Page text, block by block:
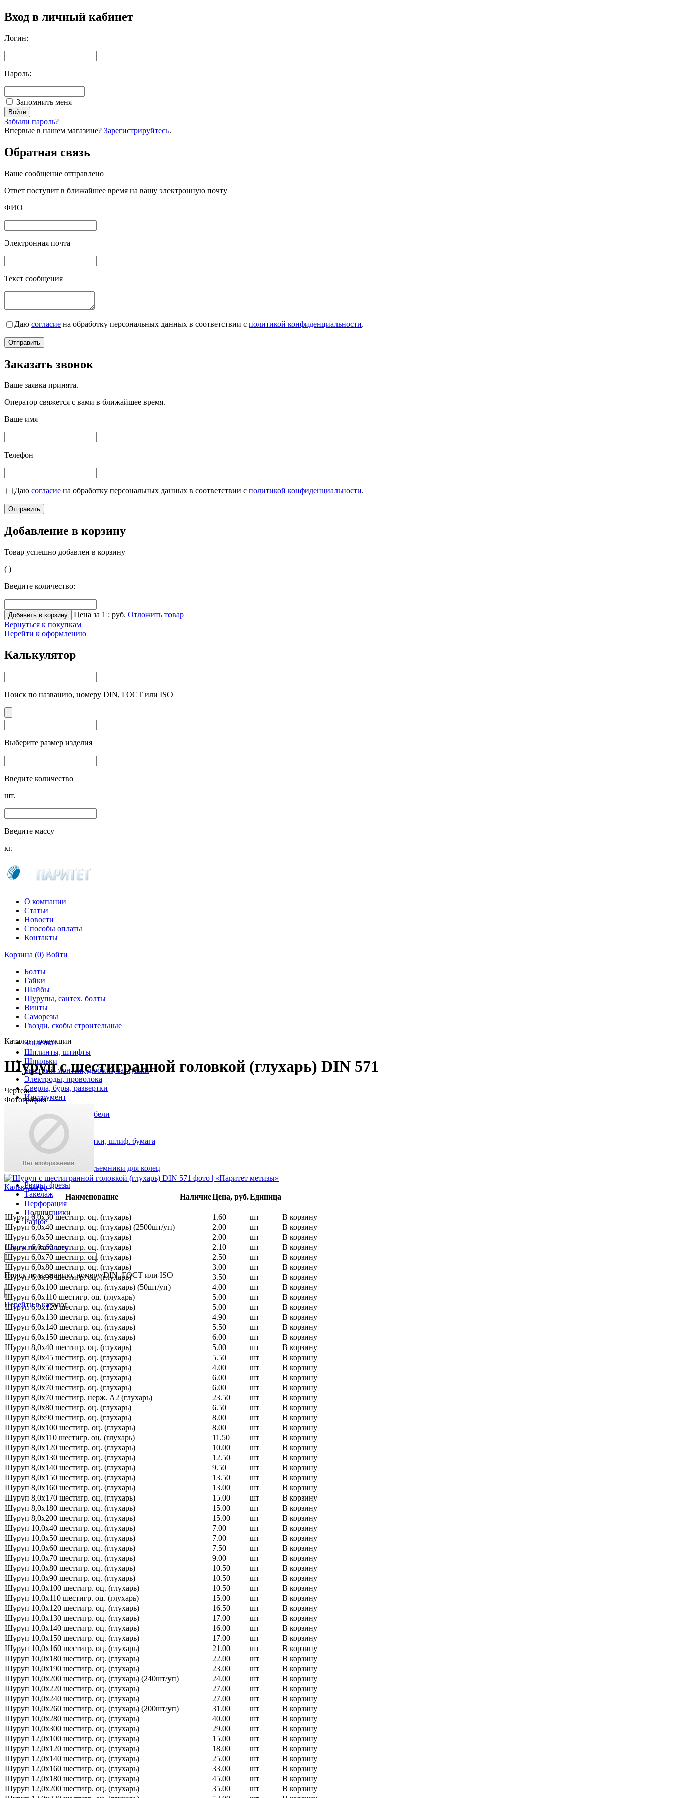
Вход в личный кабинет
Логин:
Пароль:
Запомнить меня
Забыли пароль?
Впервые в нашем магазине? Зарегистрируйтесь.
Обратная связь
Ваше сообщение отправлено
Oтвет поступит в ближайшее время на вашу электронную почту
ФИО
Электронная почта
Текст сообщения
Даю согласие на обработку персональных данных в соответствии с политикой конфиденциальности.
Заказать звонок
Ваше заявка принята.
Оператор свяжется с вами в ближайшее время.
Ваше имя
Телефон
Даю согласие на обработку персональных данных в соответствии с политикой конфиденциальности.
Добавление в корзину
Товар успешно добавлен в корзину
( )
Введите количество:
Цена за 1 : руб. Отложить товар
Вернуться к покупкам
Перейти к оформлению
Калькулятор
Поиск по названию, номеру DIN, ГОСТ или ISO
Выберите размер изделия
Введите количество
шт.
Введите массу
кг.
О компании
Статьи
Новости
Способы оплаты
Контакты
Корзина (0) Войти
Болты
Гайки
Шайбы
Шурупы, сантех. болты
Винты
Саморезы
Гвозди, скобы строительные
Заклепки
Шплинты, штифты
Шпильки
Быстрый монтаж, дюбели, заглушки
Электроды, проволока
Сверла, буры, развертки
Инструмент
Анкеры, рамные дюбели
Скобы, пистолет
Хомуты
Круги отрезные, щетки, шлиф. бумага
Метчики, плашки
Биты
Кольца стопорные, съемники для колец
Резцы, фрезы
Такелаж
Перфорация
Подшипники
Разное
Поиск по каталогу
Поиск по названию, номеру DIN, ГОСТ или ISO
Перейти в каталог
Каталог продукции
Шуруп с шестигранной головкой (глухарь) DIN 571
Чертеж
Фотография
Калькулятор
Наименование
НаличиеЦена, руб.Единица
Шуруп 6,0х30 шестигр. оц. (глухарь) 1.60 шт
В корзину
Шуруп 6,0х40 шестигр. оц. (глухарь) (2500шт/уп)
2.00 шт
В корзину
Шуруп 6,0х50 шестигр. оц. (глухарь)
2.00 шт
В корзину
Шуруп 6,0х60 шестигр. оц. (глухарь)
2.10 шт
В корзину
Шуруп 6,0х70 шестигр. оц. (глухарь)
2.50 шт
В корзину
Шуруп 6,0х80 шестигр. оц. (глухарь)
3.00 шт
В корзину
Шуруп 6,0х90 шестигр. оц. (глухарь)
3.50 шт
В корзину
Шуруп 6,0х100 шестигр. оц. (глухарь) (50шт/уп)
4.00 шт
В корзину
Шуруп 6,0х110 шестигр. оц. (глухарь)
5.00 шт
В корзину
Шуруп 6,0х120 шестигр. оц. (глухарь)
5.00 шт
В корзину
Шуруп 6,0х130 шестигр. оц. (глухарь)
4.90 шт
В корзину
Шуруп 6,0х140 шестигр. оц. (глухарь)
5.50 шт
В корзину
Шуруп 6,0х150 шестигр. оц. (глухарь)
6.00 шт
В корзину
Шуруп 8,0х40 шестигр. оц. (глухарь)
5.00 шт
В корзину
Шуруп 8,0х45 шестигр. оц. (глухарь)
5.50 шт
В корзину
Шуруп 8,0х50 шестигр. оц. (глухарь)
4.00 шт
В корзину
Шуруп 8,0х60 шестигр. оц. (глухарь)
6.00 шт
В корзину
Шуруп 8,0х70 шестигр. оц. (глухарь)
6.00 шт
В корзину
Шуруп 8,0х70 шестигр. нерж. А2 (глухарь)
23.50 шт
В корзину
Шуруп 8,0х80 шестигр. оц. (глухарь)
6.50 шт
В корзину
Шуруп 8,0х90 шестигр. оц. (глухарь)
8.00 шт
В корзину
Шуруп 8,0х100 шестигр. оц. (глухарь)
8.00 шт
В корзину
Шуруп 8,0х110 шестигр. оц. (глухарь)
11.50 шт
В корзину
Шуруп 8,0х120 шестигр. оц. (глухарь)
10.00 шт
В корзину
Шуруп 8,0х130 шестигр. оц. (глухарь)
12.50 шт
В корзину
Шуруп 8,0х140 шестигр. оц. (глухарь)
9.50 шт
В корзину
Шуруп 8,0х150 шестигр. оц. (глухарь)
13.50 шт
В корзину
Шуруп 8,0х160 шестигр. оц. (глухарь)
13.00 шт
В корзину
Шуруп 8,0х170 шестигр. оц. (глухарь)
15.00 шт
В корзину
Шуруп 8,0х180 шестигр. оц. (глухарь)
15.00 шт
В корзину
Шуруп 8,0х200 шестигр. оц. (глухарь)
15.00 шт
В корзину
Шуруп 10,0х40 шестигр. оц. (глухарь)
7.00 шт
В корзину
Шуруп 10,0х50 шестигр. оц. (глухарь)
7.00 шт
В корзину
Шуруп 10,0х60 шестигр. оц. (глухарь)
7.50 шт
В корзину
Шуруп 10,0х70 шестигр. оц. (глухарь)
9.00 шт
В корзину
Шуруп 10,0х80 шестигр. оц. (глухарь)
10.50 шт
В корзину
Шуруп 10,0х90 шестигр. оц. (глухарь)
10.50 шт
В корзину
Шуруп 10,0х100 шестигр. оц. (глухарь)
10.50 шт
В корзину
Шуруп 10,0х110 шестигр. оц. (глухарь)
15.00 шт
В корзину
Шуруп 10,0х120 шестигр. оц. (глухарь)
16.50 шт
В корзину
Шуруп 10,0х130 шестигр. оц. (глухарь)
17.00 шт
В корзину
Шуруп 10,0х140 шестигр. оц. (глухарь)
16.00 шт
В корзину
Шуруп 10,0х150 шестигр. оц. (глухарь)
17.00 шт
В корзину
Шуруп 10,0х160 шестигр. оц. (глухарь)
21.00 шт
В корзину
Шуруп 10,0х180 шестигр. оц. (глухарь)
22.00 шт
В корзину
Шуруп 10,0х190 шестигр. оц. (глухарь)
23.00 шт
В корзину
Шуруп 10,0х200 шестигр. оц. (глухарь) (240шт/уп)
24.00 шт
В корзину
Шуруп 10,0х220 шестигр. оц. (глухарь)
27.00 шт
В корзину
Шуруп 10,0х240 шестигр. оц. (глухарь)
27.00 шт
В корзину
Шуруп 10,0х260 шестигр. оц. (глухарь) (200шт/уп)
31.00 шт
В корзину
Шуруп 10,0х280 шестигр. оц. (глухарь)
40.00 шт
В корзину
Шуруп 10,0х300 шестигр. оц. (глухарь)
29.00 шт
В корзину
Шуруп 12,0х100 шестигр. оц. (глухарь)
15.00 шт
В корзину
Шуруп 12,0х120 шестигр. оц. (глухарь)
18.00 шт
В корзину
Шуруп 12,0х140 шестигр. оц. (глухарь)
25.00 шт
В корзину
Шуруп 12,0х160 шестигр. оц. (глухарь)
33.00 шт
В корзину
Шуруп 12,0х180 шестигр. оц. (глухарь)
45.00 шт
В корзину
Шуруп 12,0х200 шестигр. оц. (глухарь)
35.00 шт
В корзину